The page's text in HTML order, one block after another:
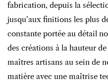
fabrication, depuis la
jusqu’aux finitions les plus
constante portée au détail
des créations à la hauteur
maîtres artisans au sein de
matière avec une maîtrise